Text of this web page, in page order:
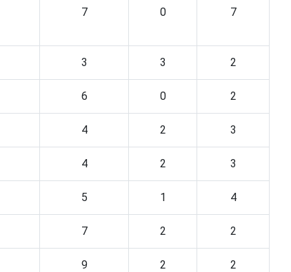
7 0 7
3 3 2
6 0 2
4 2 3
4 2 3
5 1 4
7 2 2
9 2 2